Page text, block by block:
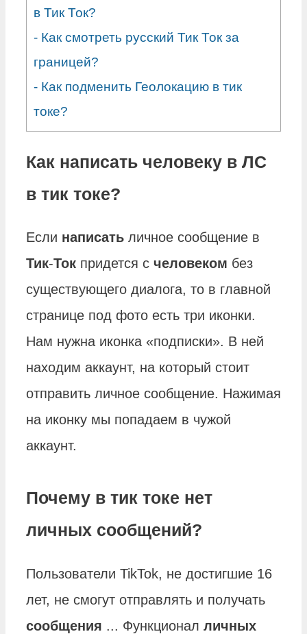
в Тик Ток?
- Как смотреть русский Тик Ток за
границей?
- Как подменить Геолокацию в тик
токе?
Как написать человеку в ЛС
в тик токе?
Если написать личное сообщение в
Тик-Ток придется с человеком без
существующего диалога, то в главной
странице под фото есть три иконки.
Нам нужна иконка «подписки». В ней
находим аккаунт, на который стоит
отправить личное сообщение. Нажимая
на иконку мы попадаем в чужой
аккаунт.
Почему в тик токе нет
личных сообщений?
Пользователи TikTok, не достигшие 16
лет, не смогут отправлять и получать
сообщения ... Функционал личных